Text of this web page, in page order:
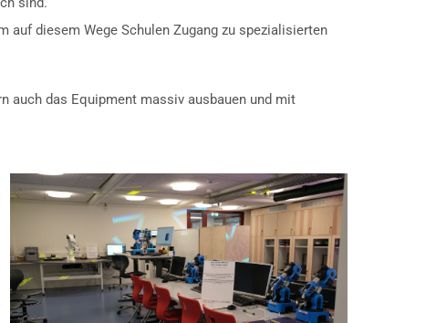
auf diesem Wege Schulen Zugang zu spezialisierten
auch das Equipment massiv ausbauen und mit